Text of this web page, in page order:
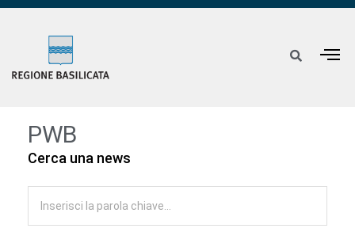
PWB
Cerca una news